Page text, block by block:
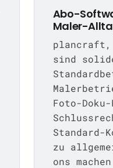
Abo-
Maler-
plancraft,
sind
Foto-
Standard-
zu
ons